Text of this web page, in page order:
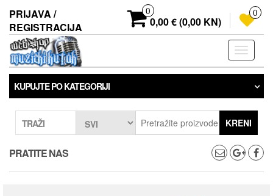
sadržaj
PRIJAVA /
REGISTRACIJA
0
0,00 € (0,00 KN)
0
KUPUJTE PO KATEGORIJI
TRAŽI KRENI
PRATITE NAS